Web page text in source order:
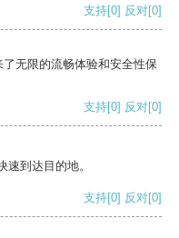
支持[0] 反对[0]
无限的流畅体验和安全性保
支持[0] 反对[0]
到达目的地。
支持[0] 反对[0]